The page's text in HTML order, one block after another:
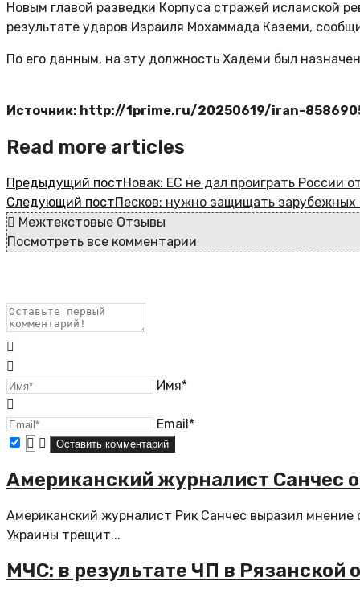
Новым главой разведки Корпуса стражей исламской
результате ударов Израиля Мохаммада Каземи,
По его данным, на эту должность Хадеми был
Источник: http://1prime.ru/20250619/iran-
Read more articles
Предыдущий постНовак: ЕС не дал проиграть России
Следующий постПесков: нужно защищать зарубежных
Межтекстовые Отзывы
Посмотреть все комментарии
Имя*
Email*
Американский журналист Санчес
Американский журналист Рик Санчес выразил
Украины трещит...
МЧС: в результате ЧП в Рязанской